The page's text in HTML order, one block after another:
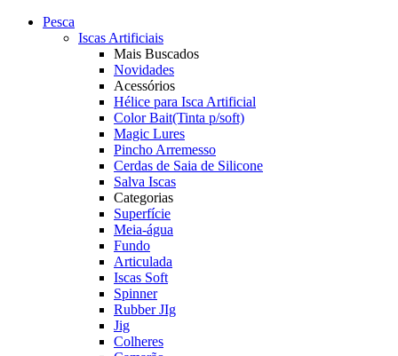
Pesca
Iscas Artificiais
Mais Buscados
Novidades
Acessórios
Hélice para Isca Artificial
Color Bait(Tinta p/soft)
Magic Lures
Pincho Arremesso
Cerdas de Saia de Silicone
Salva Iscas
Categorias
Superfície
Meia-água
Fundo
Articulada
Iscas Soft
Spinner
Rubber JIg
Jig
Colheres